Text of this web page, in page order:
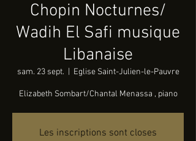
Chopin Nocturnes/
Wadih El Safi musique
Libanaise
sam. 23 sept. Eglise Saint-Julien-le-Pauvre
Elizabeth Sombart/Chantal Menassa , piano
Les inscriptions sont closes